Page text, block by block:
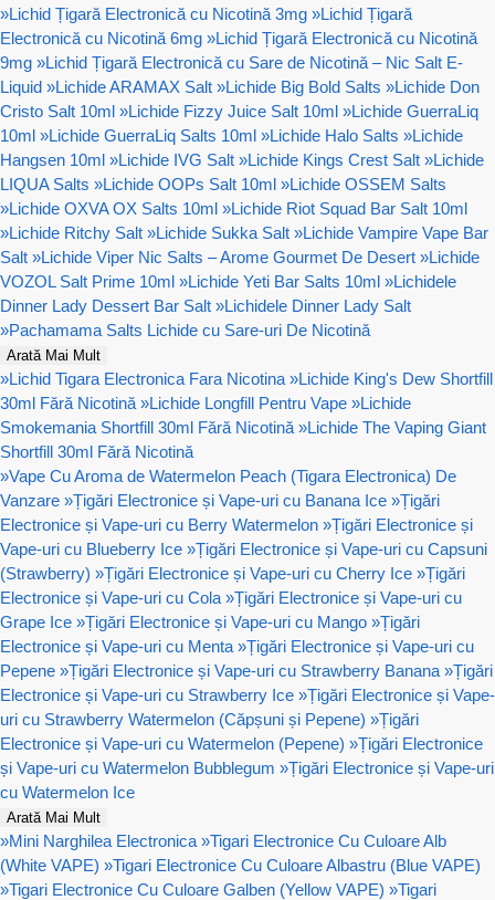
»Lichid Țigară Electronică cu Nicotină 3mg »Lichid Țigară
Electronică cu Nicotină 6mg »Lichid Țigară Electronică cu Nicotină
9mg »Lichid Țigară Electronică cu Sare de Nicotină – Nic Salt E-
Liquid »Lichide ARAMAX Salt »Lichide Big Bold Salts »Lichide Don
Cristo Salt 10ml »Lichide Fizzy Juice Salt 10ml »Lichide GuerraLiq
10ml »Lichide GuerraLiq Salts 10ml »Lichide Halo Salts »Lichide
Hangsen 10ml »Lichide IVG Salt »Lichide Kings Crest Salt »Lichide
LIQUA Salts »Lichide OOPs Salt 10ml »Lichide OSSEM Salts
»Lichide OXVA OX Salts 10ml »Lichide Riot Squad Bar Salt 10ml
»Lichide Ritchy Salt »Lichide Sukka Salt »Lichide Vampire Vape Bar
Salt »Lichide Viper Nic Salts – Arome Gourmet De Desert »Lichide
VOZOL Salt Prime 10ml »Lichide Yeti Bar Salts 10ml »Lichidele
Dinner Lady Dessert Bar Salt »Lichidele Dinner Lady Salt
»Pachamama Salts Lichide cu Sare-uri De Nicotină
Arată Mai Mult
»Lichid Tigara Electronica Fara Nicotina »Lichide King's Dew Shortfill
30ml Fără Nicotină »Lichide Longfill Pentru Vape »Lichide
Smokemania Shortfill 30ml Fără Nicotină »Lichide The Vaping Giant
Shortfill 30ml Fără Nicotină
»Vape Cu Aroma de Watermelon Peach (Tigara Electronica) De
Vanzare »Țigări Electronice și Vape-uri cu Banana Ice »Țigări
Electronice și Vape-uri cu Berry Watermelon »Țigări Electronice și
Vape-uri cu Blueberry Ice »Țigări Electronice și Vape-uri cu Capsuni
(Strawberry) »Țigări Electronice și Vape-uri cu Cherry Ice »Țigări
Electronice și Vape-uri cu Cola »Țigări Electronice și Vape-uri cu
Grape Ice »Țigări Electronice și Vape-uri cu Mango »Țigări
Electronice și Vape-uri cu Menta »Țigări Electronice și Vape-uri cu
Pepene »Țigări Electronice și Vape-uri cu Strawberry Banana »Țigări
Electronice și Vape-uri cu Strawberry Ice »Țigări Electronice și Vape-
uri cu Strawberry Watermelon (Căpșuni și Pepene) »Țigări
Electronice și Vape-uri cu Watermelon (Pepene) »Țigări Electronice
și Vape-uri cu Watermelon Bubblegum »Țigări Electronice și Vape-uri
cu Watermelon Ice
Arată Mai Mult
»Mini Narghilea Electronica »Tigari Electronice Cu Culoare Alb
(White VAPE) »Tigari Electronice Cu Culoare Albastru (Blue VAPE)
»Tigari Electronice Cu Culoare Galben (Yellow VAPE) »Tigari